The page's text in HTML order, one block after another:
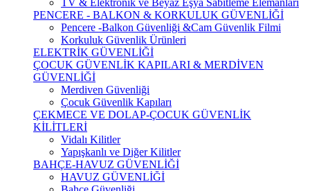
PENCERE - BALKON & KORKULUK GÜVENLİĞİ
Pencere -Balkon Güvenliği &Cam Güvenlik Filmi
Korkuluk Güvenlik Ürünleri
ELEKTRİK GÜVENLİĞİ
ÇOCUK GÜVENLİK KAPILARI & MERDİVEN
GÜVENLİĞİ
Merdiven Güvenliği
Çocuk Güvenlik Kapıları
ÇEKMECE VE DOLAP-ÇOCUK GÜVENLİK
KİLİTLERİ
Vidalı Kilitler
Yapışkanlı ve Diğer Kilitler
BAHÇE-HAVUZ GÜVENLİĞİ
HAVUZ GÜVENLİĞİ